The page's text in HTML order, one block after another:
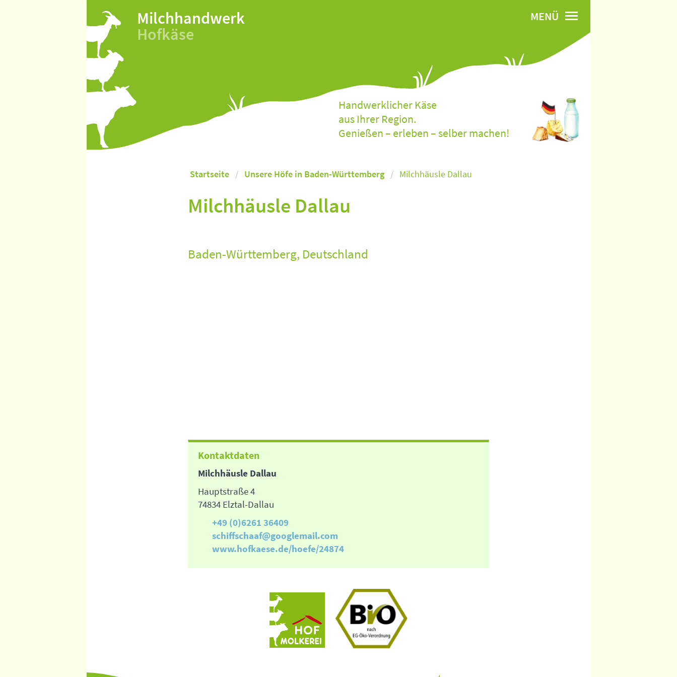
MENÜ
Milchhandwerk
Hofkäse
Handwerklicher Käse
aus Ihrer Region.
Genießen – erleben – selber machen!
Startseite Unsere Höfe in Baden-Württemberg Milchhäusle Dallau
Milchhäusle Dallau
Baden-Württemberg, Deutschland
Kontaktdaten
Milchhäusle Dallau
Hauptstraße 4
74834 Elztal-Dallau
+49 (0)6261 36409
schiffschaaf@googlemail.com
www.hofkaese.de/hoefe/24874